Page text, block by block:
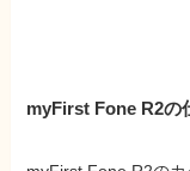
myFirst Fone R2の
myFirst Fone R2の